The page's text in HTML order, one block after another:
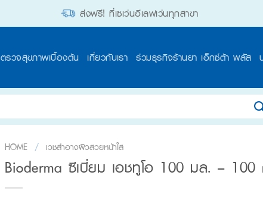
ส่งฟรี! ที่เซเว่นอีเลฟเว่นทุกสาขา
ตรวจสุขภาพเบื้องต้น เกี่ยวกับเรา ร่วมธุรกิจร้านยา เอ็กซ์ต้า พลัส
HOME / เวชสำอางผิวสวยหน้าใส
Bioderma ซีเบี่ยม เอชทูโอ 100 มล. – 100